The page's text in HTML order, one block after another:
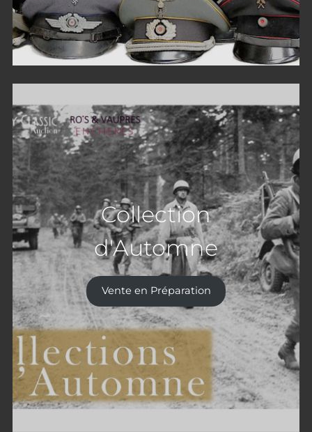
Collection
d'Automne
Vente en Préparation